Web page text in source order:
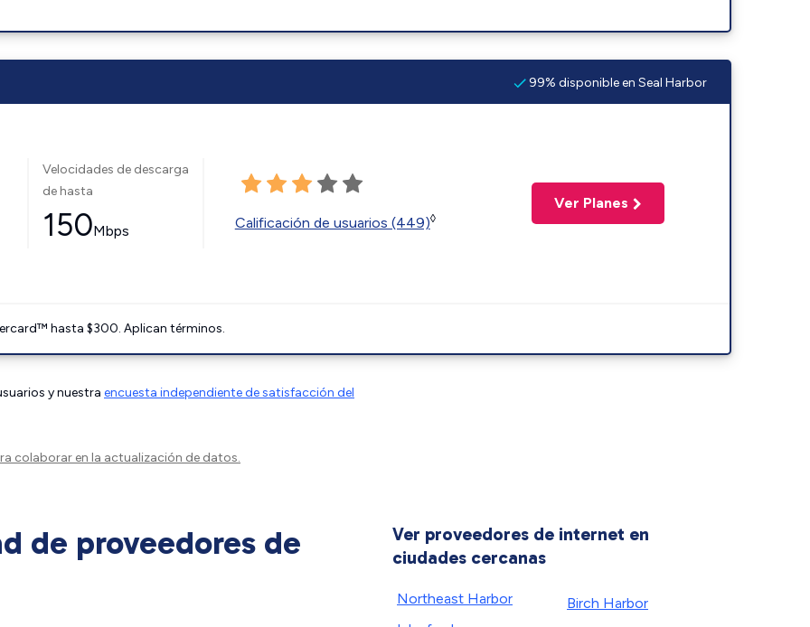
99% disponible en Seal Harbor
Velocidades de descarga
de hasta
150Mbps Calificación de usuarios (449)◊
Ver Planes
hasta $300. Aplican términos.
y nuestra encuesta independiente de satisfacción del
colaborar en la actualización de datos.
de proveedores de
Ver proveedores de internet en
ciudades cercanas
Northeast Harbor
Birch Harbor